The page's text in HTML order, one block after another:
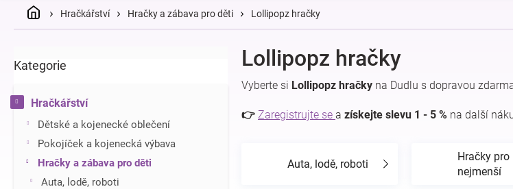
DomůHračkářství Hračky a zábava pro děti Lollipopz hračky
o
t
r
Přeskočit
Kategorie
Hračkářství
Dětské a kojenecké oblečení
Pokojíček a kojenecká výbava
Hračky a zábava pro děti
Auta, lodě, roboti
Lollipopz hračky
Vyberte si Lollipopz hračky na Dudlu s dopravou
👉 Zaregistrujte se a získejte slevu 1 - 5 % na další
Auta, lodě, roboti
Hračky pro
nejmenší